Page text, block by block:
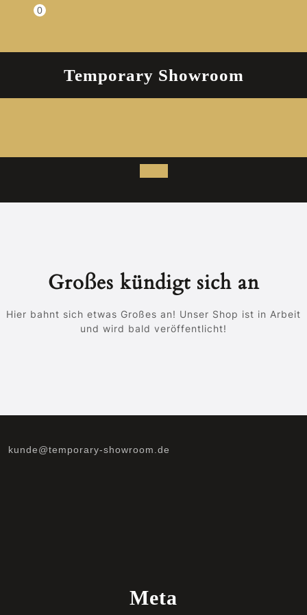
Einkaufswagen
0
Temporary Showroom
Open
Button
Großes kündigt sich an
Hier bahnt sich etwas Großes an! Unser Shop ist in Arbeit
und wird bald veröffentlicht!
kunde@temporary-showroom.de
Meta